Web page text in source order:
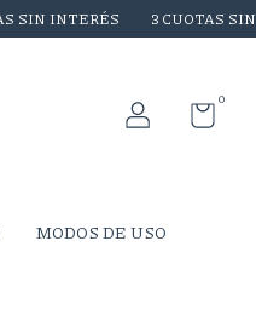
3 CUOTAS SIN INTERÉS
0
MODOS DE USO